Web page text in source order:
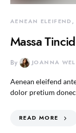
AENEAN ELEIFEND
Massa
By JOANNA
Aenean eleifend
dolor pretium
READ MORE